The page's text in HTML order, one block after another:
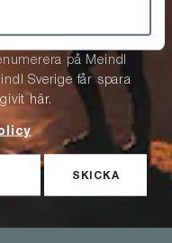
m.m.
på Meindl
Sverige får spara
här.
SKICKA